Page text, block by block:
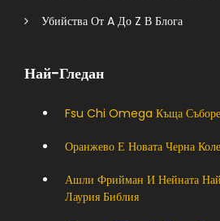
Убийства От A До Z В Блога
Най-Гледан
Fsu Chi Omega Къща
Оранжево Е Новата Черна
Ашли Фрийман И Нейната
Лаурия Библия